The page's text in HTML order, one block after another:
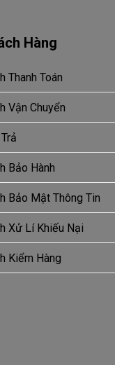
Hàng
Thanh Toán
Vận Chuyển
Bảo Hành
Bảo Mật Thông Tin
Xử Lí Khiếu Nại
Kiểm Hàng